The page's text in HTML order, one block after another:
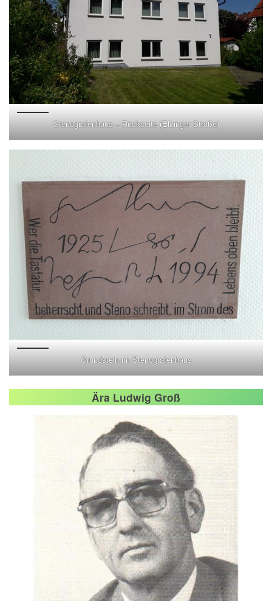
Stenografenhaus – Rückseite (Elbinger Straße)
Grundstein im Stenografenhaus
Ära Ludwig Groß